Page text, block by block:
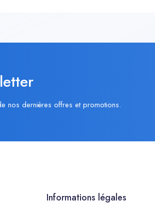
nos dernières offres et promotions.
Informations légales